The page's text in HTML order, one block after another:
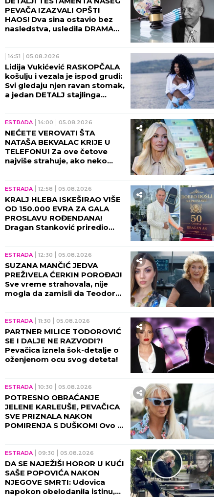
PEVAČA IZAZVALI OPŠTI
HAOS! Dva sina ostavio bez
nasledstva, usledila DRAMA
14:51 05.08.2026
Lidija Vukićević RASKOPČALA
košulju i vezala je ispod grudi:
Svi gledaju njen ravan stomak,
a jedan DETALJ stajlinga
ESTRADA 14:00 05.08.2026
NEĆETE VEROVATI ŠTA
NATAŠA BEKVALAC KRIJE U
TELEFONU! Za ove četove
najviše strahuje, ako neko
ESTRADA 12:58 05.08.2026
KRALJ HLEBA ISKEŠIRAO VIŠE
OD 150.000 EVRA ZA GALA
PROSLAVU ROĐENDANA!
Dragan Stanković priredio
planu!
ESTRADA 12:30 05.08.2026
SUZANA MANČIĆ JEDVA
PREŽIVELA ĆERKIN POROĐAJ!
Sve vreme strahovala, nije
mogla da zamisli da Teodora
ESTRADA 11:30 05.08.2026
PARTNER MILICE TODOROVIĆ
SE I DALJE NE RAZVODI?!
Pevačica iznela šok-detalje o
oženjenom ocu svog deteta!
ESTRADA 10:30 05.08.2026
POTRESNO OBRAĆANJE
JELENE KARLEUŠE, PEVAČICA
SVE PRIZNALA NAKON
POMIRENJA S DUŠKOM! Ovo ni
ESTRADA 09:30 05.08.2026
DA SE NAJEŽIŠ! HOROR U KUĆI
SAŠE POPOVIĆA NAKON
NJEGOVE SMRTI: Udovica
napokon obelodanila istinu,